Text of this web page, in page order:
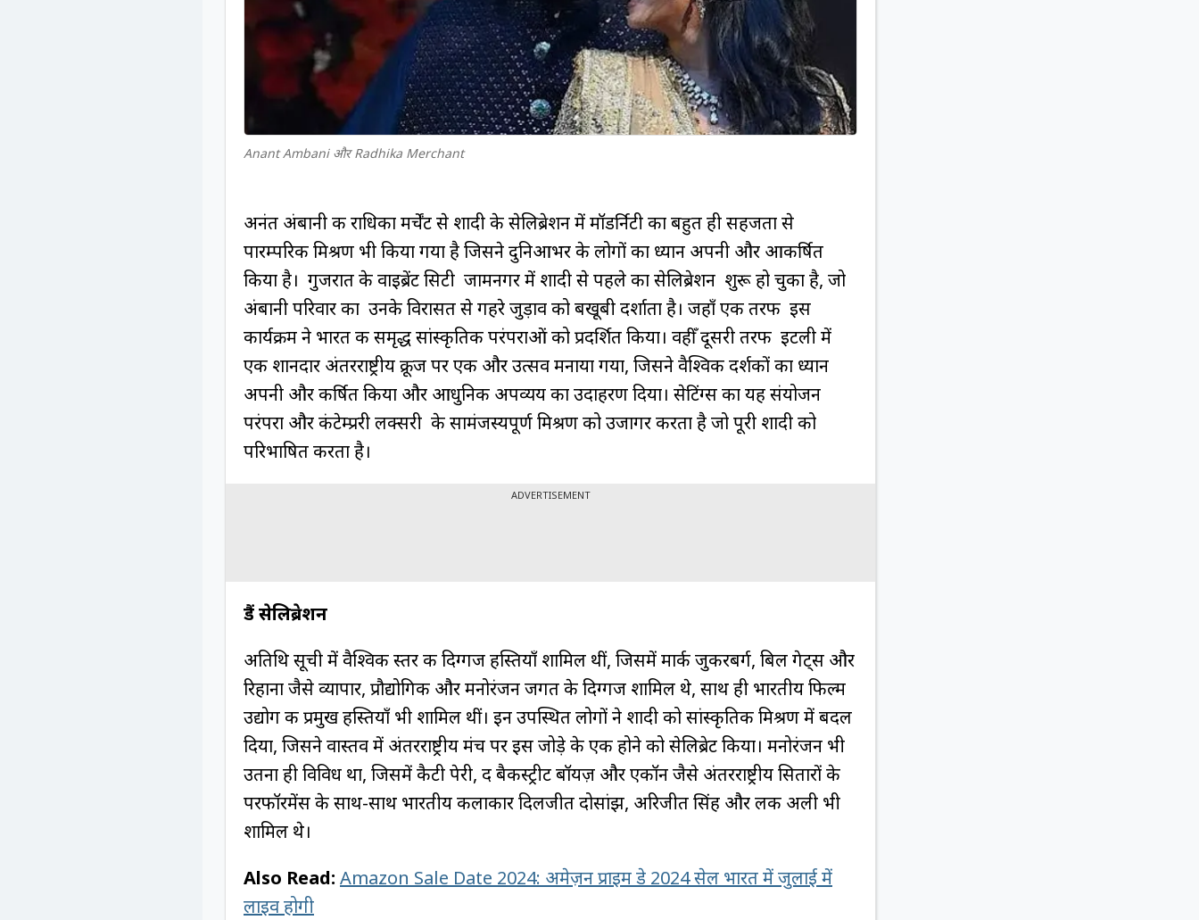
Anant Ambani और Radhika Merchant
अनंत अंबानी की राधिका मर्चेंट से शादी के सेलिब्रेशन में मॉडर्निटी का बहुत ही सहजता से
पारम्परिक मिश्रण भी किया गया है जिसने दुनिआभर के लोगों का ध्यान अपनी और आकर्षित
किया है। गुजरात के वाइब्रेंट सिटी जामनगर में शादी से पहले का सेलिब्रेशन शुरू हो चुका है, जो
अंबानी परिवार का उनके विरासत से गहरे जुड़ाव को बखूबी दर्शाता है। जहाँ एक तरफ इस
कार्यक्रम ने भारत की समृद्ध सांस्कृतिक परंपराओं को प्रदर्शित किया। वहीँ दूसरी तरफ इटली में
एक शानदार अंतरराष्ट्रीय क्रूज पर एक और उत्सव मनाया गया, जिसने वैश्विक दर्शकों का ध्यान
अपनी और कर्षित किया और आधुनिक अपव्यय का उदाहरण दिया। सेटिंग्स का यह संयोजन
परंपरा और कंटेम्प्ररी लक्सरी के सामंजस्यपूर्ण मिश्रण को उजागर करता है जो पूरी शादी को
परिभाषित करता है।
ADVERTISEMENT
ग्रैंड सेलिब्रेशन
अतिथि सूची में वैश्विक स्तर की दिग्गज हस्तियाँ शामिल थीं, जिसमें मार्क जुकरबर्ग, बिल गेट्स और
रिहाना जैसे व्यापार, प्रौद्योगिकी और मनोरंजन जगत के दिग्गज शामिल थे, साथ ही भारतीय फिल्म
उद्योग की प्रमुख हस्तियाँ भी शामिल थीं। इन उपस्थित लोगों ने शादी को सांस्कृतिक मिश्रण में बदल
दिया, जिसने वास्तव में अंतरराष्ट्रीय मंच पर इस जोड़े के एक होने को सेलिब्रेट किया। मनोरंजन भी
उतना ही विविध था, जिसमें कैटी पेरी, द बैकस्ट्रीट बॉयज़ और एकॉन जैसे अंतरराष्ट्रीय सितारों के
परफॉरमेंस के साथ-साथ भारतीय कलाकार दिलजीत दोसांझ, अरिजीत सिंह और लकी अली भी
शामिल थे।
Also Read: Amazon Sale Date 2024: अमेज़न प्राइम डे 2024 सेल भारत में जुलाई में
लाइव होगी